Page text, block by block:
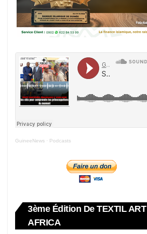
GuineeNews · Podcasts
3ème Édition De TEXTIL ART
AFRICA